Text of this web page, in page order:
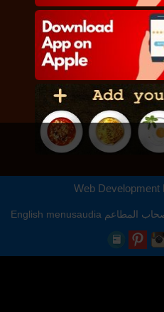
Web Development
المطاعم menusaudia
English